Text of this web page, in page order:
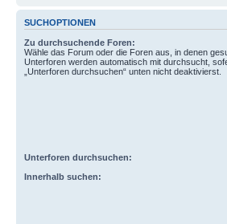
SUCHOPTIONEN
Zu durchsuchende Foren:
Wähle das Forum oder die Foren aus, in denen
Unterforen werden automatisch mit durchsucht,
„Unterforen durchsuchen“ unten nicht deaktivierst.
Unterforen durchsuchen:
Innerhalb suchen: